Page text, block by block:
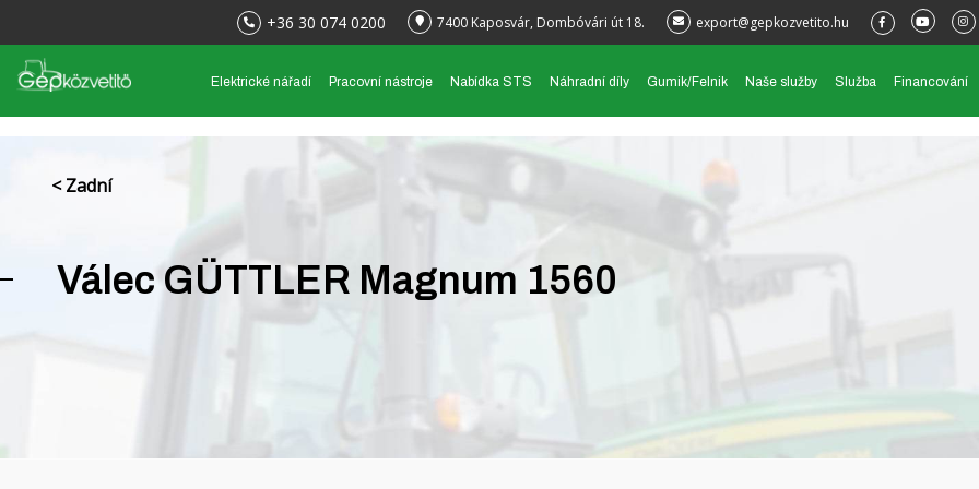
+36 30 074 0200 7400 Kaposvár, Dombóvári út 18. export@gepkozvetito.hu
Elektrické nářadí Pracovní nástroje Nabídka STS Náhradní díly Gumik/Felnik Naše služby Služba Financování
< Zadní
Válec GÜTTLER Magnum 1560